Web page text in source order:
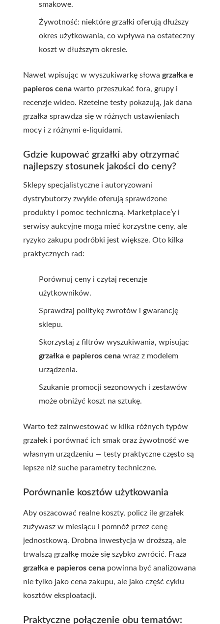
smakowe.
Żywotność: niektóre grzałki oferują dłuższy
okres użytkowania, co wpływa na ostateczny
koszt w dłuższym okresie.
Nawet wpisując w wyszukiwarkę słowa grzałka e
papieros cena warto przeszukać fora, grupy i
recenzje wideo. Rzetelne testy pokazują, jak dana
grzałka sprawdza się w różnych ustawieniach
mocy i z różnymi e-liquidami.
Gdzie kupować grzałki aby otrzymać
najlepszy stosunek jakości do ceny?
Sklepy specjalistyczne i autoryzowani
dystrybutorzy zwykle oferują sprawdzone
produkty i pomoc techniczną. Marketplace’y i
serwisy aukcyjne mogą mieć korzystne ceny, ale
ryzyko zakupu podróbki jest większe. Oto kilka
praktycznych rad:
Porównuj ceny i czytaj recenzje
użytkowników.
Sprawdzaj politykę zwrotów i gwarancję
sklepu.
Skorzystaj z filtrów wyszukiwania, wpisując
grzałka e papieros cena wraz z modelem
urządzenia.
Szukanie promocji sezonowych i zestawów
może obniżyć koszt na sztukę.
Warto też zainwestować w kilka różnych typów
grzałek i porównać ich smak oraz żywotność we
własnym urządzeniu — testy praktyczne często są
lepsze niż suche parametry techniczne.
Porównanie kosztów użytkowania
Aby oszacować realne koszty, policz ile grzałek
zużywasz w miesiącu i pomnóż przez cenę
jednostkową. Drobna inwestycja w droższą, ale
trwalszą grzałkę może się szybko zwrócić. Fraza
grzałka e papieros cena powinna być analizowana
nie tylko jako cena zakupu, ale jako część cyklu
kosztów eksploatacji.
Praktyczne połączenie obu tematów: